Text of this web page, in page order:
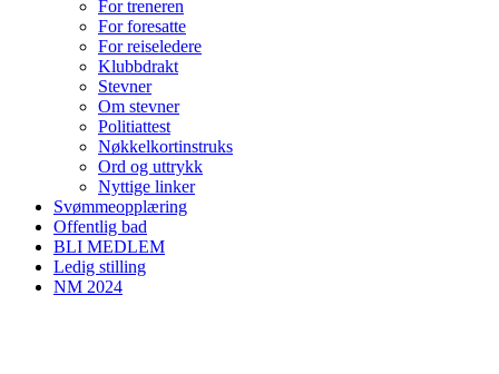
For treneren
For foresatte
For reiseledere
Klubbdrakt
Stevner
Om stevner
Politiattest
Nøkkelkortinstruks
Ord og uttrykk
Nyttige linker
Svømmeopplæring
Offentlig bad
BLI MEDLEM
Ledig stilling
NM 2024